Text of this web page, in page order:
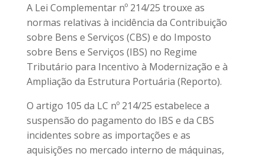
A Lei Complementar nº 214/25 trouxe as
normas relativas à incidência da Contribuição
sobre Bens e Serviços (CBS) e do Imposto
sobre Bens e Serviços (IBS) no Regime
Tributário para Incentivo à Modernização e à
Ampliação da Estrutura Portuária (Reporto).
O artigo 105 da LC nº 214/25 estabelece a
suspensão do pagamento do IBS e da CBS
incidentes sobre as importações e as
aquisições no mercado interno de máquinas,